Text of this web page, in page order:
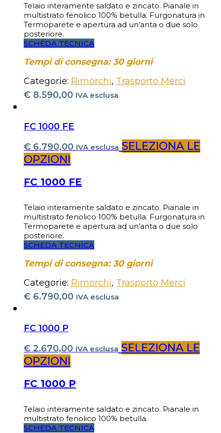
Telaio interamente saldato e zincato. Pianale in
multistrato fenolico 100% betulla. Furgonatura in
Termoparete e apertura ad un’anta o due solo
posteriore.
SCHEDA TECNICA
Tempi di consegna: 30 giorni
Categorie: Rimorchi, Trasporto Merci
€ 8.590,00 IVA esclusa
FC 1000 FE
€ 6.790,00 IVA esclusa SELEZIONA LE
OPZIONI
FC 1000 FE
Telaio interamente saldato e zincato. Pianale in
multistrato fenolico 100% betulla. Furgonatura in
Termoparete e apertura ad un’anta o due solo
posteriore.
SCHEDA TECNICA
Tempi di consegna: 30 giorni
Categorie: Rimorchi, Trasporto Merci
€ 6.790,00 IVA esclusa
FC 1000 P
€ 2.670,00 IVA esclusa SELEZIONA LE
OPZIONI
FC 1000 P
Telaio interamente saldato e zincato. Pianale in
multistrato fenolico 100% betulla.
SCHEDA TECNICA